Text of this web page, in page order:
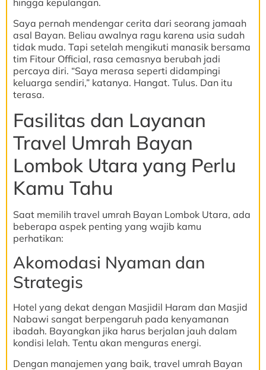
hingga kepulangan.
Saya pernah mendengar cerita dari seorang jamaah
asal Bayan. Beliau awalnya ragu karena usia sudah
tidak muda. Tapi setelah mengikuti manasik bersama
tim Fitour Official, rasa cemasnya berubah jadi
percaya diri. “Saya merasa seperti didampingi
keluarga sendiri,” katanya. Hangat. Tulus. Dan itu
terasa.
Fasilitas dan Layanan
Travel Umrah Bayan
Lombok Utara yang Perlu
Kamu Tahu
Saat memilih travel umrah Bayan Lombok Utara, ada
beberapa aspek penting yang wajib kamu
perhatikan:
Akomodasi Nyaman dan
Strategis
Hotel yang dekat dengan Masjidil Haram dan Masjid
Nabawi sangat berpengaruh pada kenyamanan
ibadah. Bayangkan jika harus berjalan jauh dalam
kondisi lelah. Tentu akan menguras energi.
Dengan manajemen yang baik, travel umrah Bayan